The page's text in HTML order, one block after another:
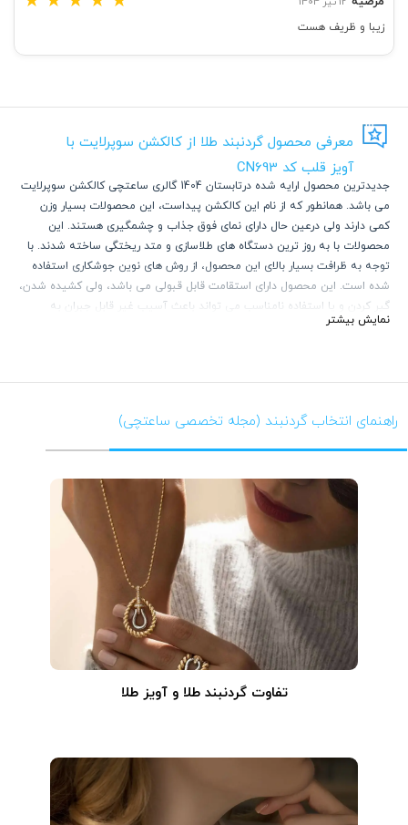
زیبا و ظریف هست
معرفی محصول گردنبند طلا از کالکشن سوپرلایت با
آویز قلب کد CN693
جدیدترین محصول ارایه شده درتابستان 1404 گالری ساعتچی کالکشن سوپرلایت
می باشد. همانطور که از نام این کالکشن پیداست، این محصولات بسیار وزن
کمی دارند ولی درعین حال دارای نمای فوق جذاب و چشمگیری هستند. این
محصولات با به روز ترین دستگاه های طلاسازی و متد ریختگی ساخته شدند. با
توجه به ظرافت بسیار بالای این محصول، از روش های نوین جوشکاری استفاده
شده است. این محصول دارای استقامت قابل قبولی می باشد، ولی کشیده شدن،
گیر کردن و یا استفاده نامناسب می تواند باعث آسیب غیر قابل جبران به
محصول شود.
نمایش بیشتر
راهنمای انتخاب گردنبند (مجله تخصصی ساعتچی)
تفاوت گردنبند طلا و آویز طلا